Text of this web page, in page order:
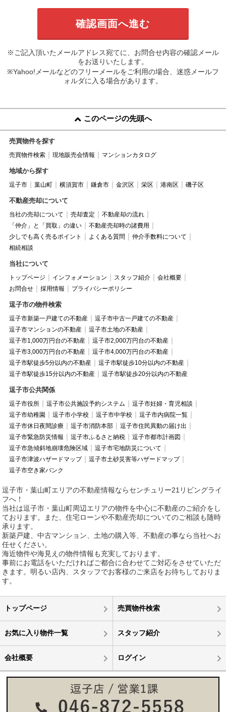
※ご記入頂いたメールアドレス宛てに、お問合せ内容の確認メール
をお送りいたします。
※Yahoo!メールなどのフリーメールをご利用の場合、迷惑メールフ
ォルダに入る場合があります。
このページの先頭へ
売買物件を探す
売買物件検索 現地販売会情報 マンションカタログ
地域から探す
逗子市 葉山町 横須賀市 鎌倉市 金沢区 栄区 港南区 磯子区
不動産売却について
当社の売却について 売却査定
不動産却の流れ
「仲介」と「買取」の違い
不動産売却時の諸費用
少しでも高く売るポイント
よくある質問
仲介手数料について
相続相談
当社について
トップページ インフォメーション スタッフ紹介
会社概要
お問合せ
採用情報 プライバシーポリシー
逗子市の物件検索
逗子市新築一戸建ての不動産
逗子市中古一戸建ての不動産
逗子市マンションの不動産
逗子市土地の不動産
逗子市1,000万円台の不動産
逗子市2,000万円台の不動産
逗子市3,000万円台の不動産
逗子市4,000万円台の不動産
逗子市駅徒歩5分以内の不動産
逗子市駅徒歩10分以内の不動産
逗子市駅徒歩15分以内の不動産
逗子市駅徒歩20分以内の不動産
逗子市公共関係
逗子市役所 逗子市公共施設予約システム
逗子市妊婦・育児相談
逗子市幼稚園
逗子市小学校 逗子市中学校
逗子市内病院一覧
逗子市休日夜間診療
逗子市消防本部
逗子市住民異動の届け出
逗子市緊急防災情報
逗子市ふるさと納税
逗子市都市計画図
逗子市急傾斜地崩壊危険区域
逗子市宅地防災について
逗子市津波ハザードマップ
逗子市土砂災害等ハザードマップ
逗子市空き家バンク
逗子市・葉山町エリアの不動産情報ならセンチュリー21リビングライ
フへ！
当社は逗子市・葉山町周辺エリアの物件を中心に不動産のご紹介をし
ております。また、住宅ローンや不動産売却についてのご相談も随時
承ります。
新築戸建、中古マンション、土地の購入等、不動産の事なら当社へお
任せください。
海近物件や海見えの物件情報も充実しております。
事前にお電話をいただければご都合に合わせてご対応をさせていただ
きます。明るい店内、スタッフでお客様のご来店をお待ちしておりま
す。
トップページ 売買物件検索
お気に入り物件一覧 スタッフ紹介
会社概要 ログイン